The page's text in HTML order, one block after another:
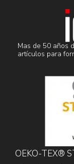
Mas de 50 años
artículos para
OEKO-TEX®